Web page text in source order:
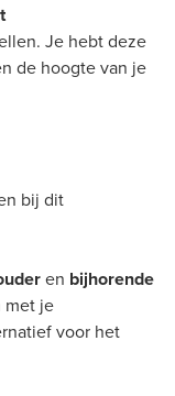
Je hebt deze
de hoogte van je
bij dit
en bijhorende
met je
voor het